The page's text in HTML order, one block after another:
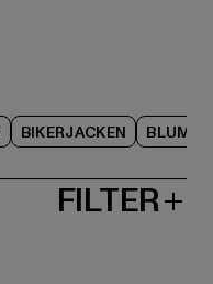
BIKERJACKEN
FILTER